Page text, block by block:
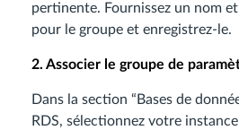
pertinente. Fournissez un nom
pour le groupe et enregistrez-le.
2. Associer le groupe de
Dans la section “Bases de
RDS, sélectionnez votre